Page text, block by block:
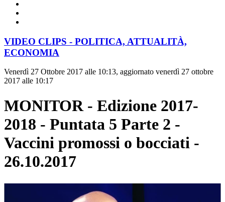
VIDEO CLIPS - POLITICA, ATTUALITÀ,
ECONOMIA
Venerdì 27 Ottobre 2017 alle 10:13, aggiornato venerdì 27 ottobre
2017 alle 10:17
MONITOR - Edizione 2017-
2018 - Puntata 5 Parte 2 -
Vaccini promossi o bocciati -
26.10.2017